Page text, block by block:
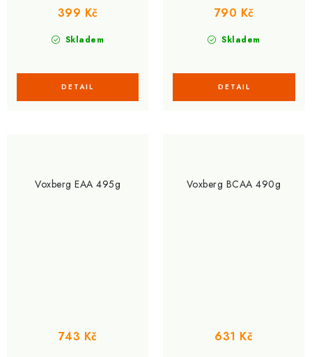
Skladem
399 Kč
Skladem
790 Kč
Voxberg EAA 495g
743 Kč
Voxberg BCAA 490g
631 Kč